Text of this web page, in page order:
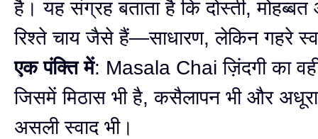
है। यह संग्रह बताता है कि दोस्ती, मोहब्बत
रिश्ते चाय जैसे हैं—साधारण, लेकिन गहरे
एक पंक्ति में: Masala Chai ज़िंदगी का
जिसमें मिठास भी है, कसैलापन भी और
असली स्वाद भी।